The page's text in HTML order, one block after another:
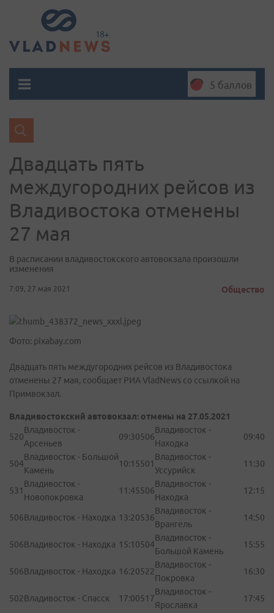
5 баллов
Двадцать пять
междугородних рейсов из
Владивостока отменены
27 мая
В расписании владивостокского автовокзала произошли
изменения
7:09, 27 мая 2021 Общество
Фото: pixabay.com
Двадцать пять междугородних рейсов из Владивостока
отменены 27 мая, сообщает РИА VladNews со ссылкой на
Примвокзал.
Владивостокский автовокзал: отмены на 27.05.2021
520
Владивосток -
Арсеньев
09:30506
Владивосток -
Находка
09:40
504
Владивосток - Большой
Камень
10:15501
Владивосток -
Уссурийск
11:30
531
Владивосток -
Новопокровка
11:45506
Владивосток -
Находка
12:15
506Владивосток - Находка 13:20536
Владивосток -
Врангель
14:50
506Владивосток - Находка 15:10504
Владивосток -
Большой Камень
15:55
506Владивосток - Находка 16:20522
Владивосток -
Покровка
16:30
502Владивосток - Спасск 17:00517
Владивосток -
Ярославка
17:45